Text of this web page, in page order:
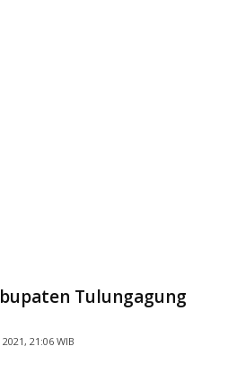
Tulungagung
21:06 WIB